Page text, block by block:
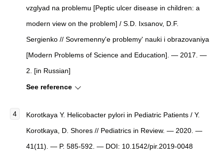
vzglyad na problemu [Peptic ulcer disease in children: a
modern view on the problem] / S.D. Ixsanov, D.F.
Sergienko // Sovremenny'e problemy' nauki i obrazovaniya
[Modern Problems of Science and Education] . — 2017. —
2. [in Russian]
See reference
Korotkaya Y. Helicobacter pylori in Pediatric Patients / Y.
Korotkaya, D. Shores // Pediatrics in Review. — 2020. —
41(11). — P. 585-592. — DOI: 10.1542/pir.2019-0048